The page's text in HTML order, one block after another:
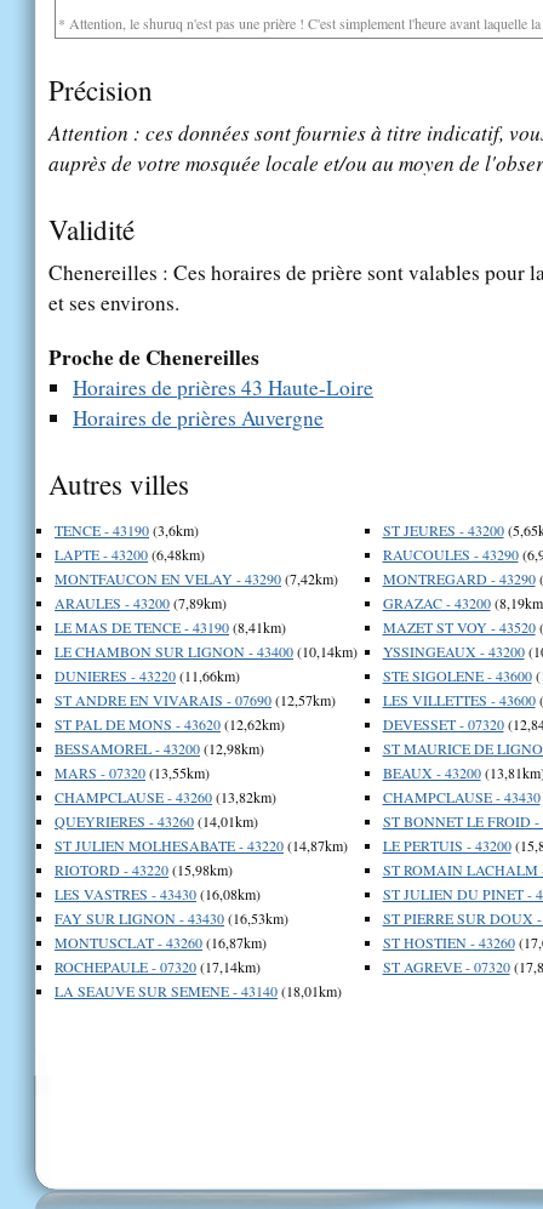
* Attention, le shuruq n'est pas une prière ! C'est simplement l'heure avant laquelle
Précision
Attention : ces données sont fournies à titre indicatif,
auprès de votre mosquée locale et/ou au moyen de
Validité
Chenereilles : Ces horaires de prière sont valables pour
et ses environs.
Proche de Chenereilles
Horaires de prières 43 Haute-Loire
Horaires de prières Auvergne
Autres villes
TENCE - 43190(3,6km)
LAPTE - 43200(6,48km)
MONTFAUCON EN VELAY - 43290(7,42km)
ARAULES - 43200(7,89km)
LE MAS DE TENCE - 43190(8,41km)
LE CHAMBON SUR LIGNON - 43400(10,14km)
DUNIERES - 43220(11,66km)
ST ANDRE EN VIVARAIS - 07690(12,57km)
ST PAL DE MONS - 43620(12,62km)
BESSAMOREL - 43200(12,98km)
MARS - 07320(13,55km)
CHAMPCLAUSE - 43260(13,82km)
QUEYRIERES - 43260(14,01km)
ST JULIEN MOLHESABATE - 43220(14,87km)
RIOTORD - 43220(15,98km)
LES VASTRES - 43430(16,08km)
FAY SUR LIGNON - 43430(16,53km)
MONTUSCLAT - 43260(16,87km)
ROCHEPAULE - 07320(17,14km)
LA SEAUVE SUR SEMENE - 43140(18,01km)
ST JEURES - 43200
RAUCOULES - 43290
MONTREGARD - 43290
GRAZAC - 43200
MAZET ST VOY - 43520
YSSINGEAUX - 43200
STE SIGOLENE - 43600
LES VILLETTES - 43600
DEVESSET - 07320
ST MAURICE DE
BEAUX - 43200
CHAMPCLAUSE - 43430
ST BONNET LE FROID -
LE PERTUIS - 43200
ST ROMAIN LACHALM
ST JULIEN DU PINET -
ST PIERRE SUR DOUX
ST HOSTIEN - 43260
ST AGREVE - 07320